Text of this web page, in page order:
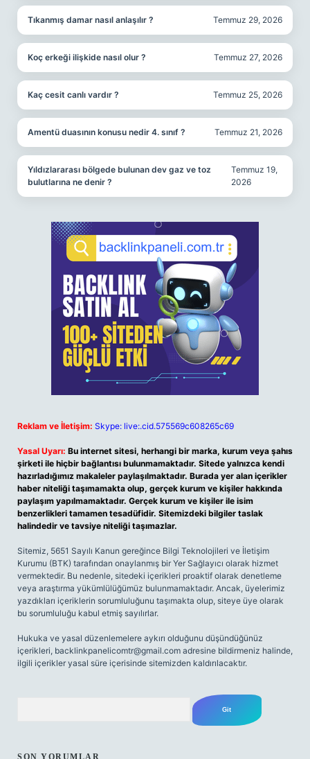
Tıkanmış damar nasıl anlaşılır ? Temmuz 29, 2026
Koç erkeği ilişkide nasıl olur ? Temmuz 27, 2026
Kaç cesit canlı vardır ? Temmuz 25, 2026
Amentü duasının konusu nedir 4. sınıf ? Temmuz 21, 2026
Yıldızlararası bölgede bulunan dev gaz ve toz
bulutlarına ne denir ?
Temmuz 19,
2026
Reklam ve İletişim: Skype: live:.cid.575569c608265c69
Yasal Uyarı: Bu internet sitesi, herhangi bir marka, kurum veya şahıs
şirketi ile hiçbir bağlantısı bulunmamaktadır. Sitede yalnızca kendi
hazırladığımız makaleler paylaşılmaktadır. Burada yer alan içerikler
haber niteliği taşımamakta olup, gerçek kurum ve kişiler hakkında
paylaşım yapılmamaktadır. Gerçek kurum ve kişiler ile isim
benzerlikleri tamamen tesadüfidir. Sitemizdeki bilgiler taslak
halindedir ve tavsiye niteliği taşımazlar.
Sitemiz, 5651 Sayılı Kanun gereğince Bilgi Teknolojileri ve İletişim
Kurumu (BTK) tarafından onaylanmış bir Yer Sağlayıcı olarak hizmet
vermektedir. Bu nedenle, sitedeki içerikleri proaktif olarak denetleme
veya araştırma yükümlülüğümüz bulunmamaktadır. Ancak, üyelerimiz
yazdıkları içeriklerin sorumluluğunu taşımakta olup, siteye üye olarak
bu sorumluluğu kabul etmiş sayılırlar.
Hukuka ve yasal düzenlemelere aykırı olduğunu düşündüğünüz
içerikleri, backlinkpanelicomtr@gmail.com adresine bildirmeniz halinde,
ilgili içerikler yasal süre içerisinde sitemizden kaldırılacaktır.
SON YORUMLAR